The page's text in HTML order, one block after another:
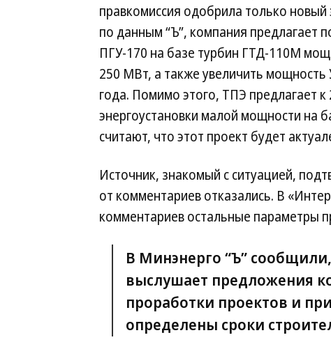
правкомиссия одобрила только
по данным “Ъ”, компания предлагает
ПГУ-170 на базе турбин ГТД-110М
250 МВт, а также увеличить
года. Помимо этого, ТПЭ предлагает
энергоустановки малой мощности на
считают, что этот проект будет
Источник, знакомый с ситуацией,
от комментариев отказались. В
комментариев остальные параметры
В Минэнерго “Ъ”
выслушает предложения
проработки проектов и
определены сроки